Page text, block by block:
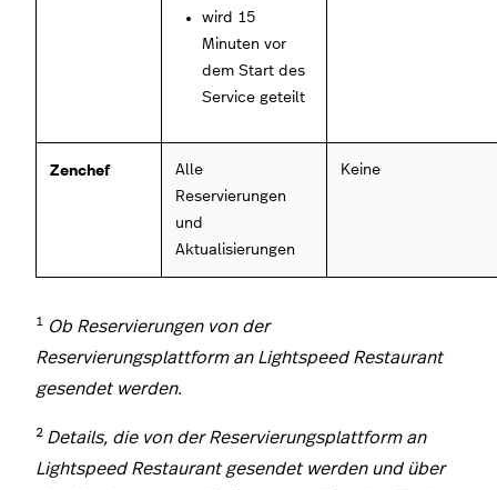
wird 15
Minuten vor
dem Start des
Service geteilt
Zenchef
Alle
Reservierungen
und
Aktualisierungen
Keine
1
Ob Reservierungen von der
Reservierungsplattform an Lightspeed Restaurant
gesendet werden.
2 Details, die von der Reservierungsplattform an
Lightspeed Restaurant gesendet werden und über